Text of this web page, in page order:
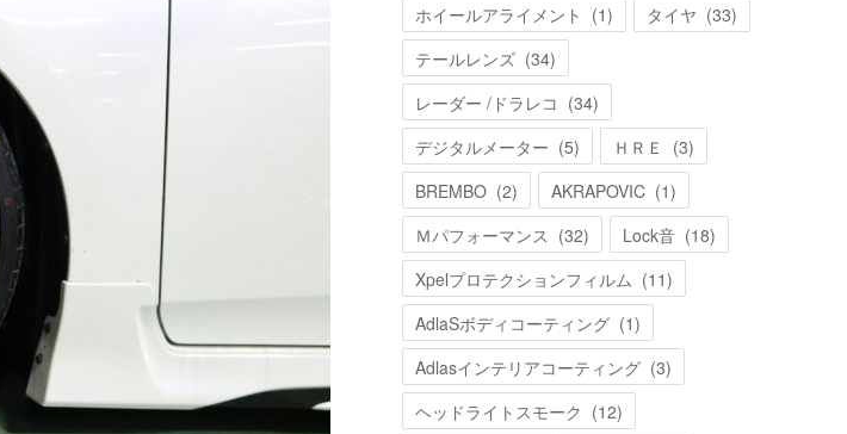
ホイールアライメント (1) タイヤ (33)
テールレンズ (34)
レーダー /ドラレコ (34)
デジタルメーター (5) ＨＲＥ (3)
BREMBO (2) AKRAPOVIC (1)
Ｍパフォーマンス (32) Lock音 (18)
Xpelプロテクションフィルム (11)
AdlaSボディコーティング (1)
Adlasインテリアコーティング (3)
ヘッドライトスモーク (12)